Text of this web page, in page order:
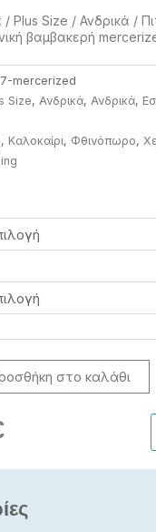
/ Plus Size / Ανδρικά /
βαμβακερή
mercerized
Size, Ανδρικά, Ανδρικά,
, Καλοκαίρι, Φθινόπωρο,
στο καλάθι